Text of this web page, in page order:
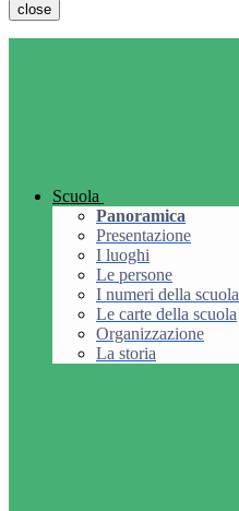
close
Scuola
Panoramica
Presentazione
I luoghi
Le persone
I numeri della scuola
Le carte della scuola
Organizzazione
La storia